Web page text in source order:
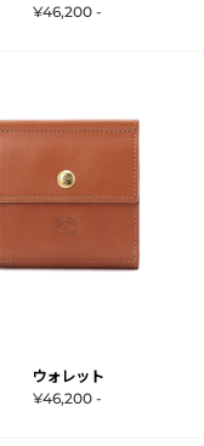
¥46,200 -
ウォレット
¥46,200 -